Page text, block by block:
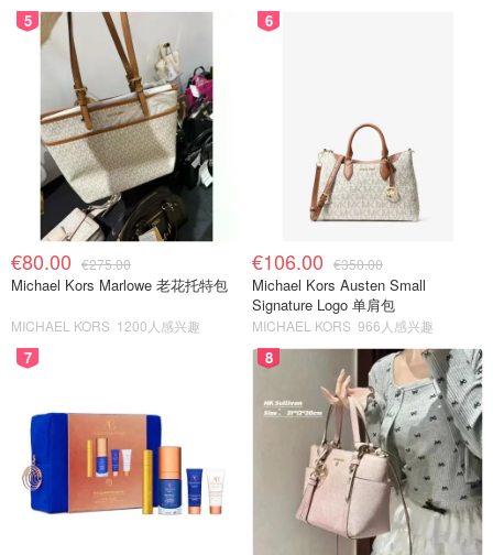
5
€80.00 €275.00
Michael Kors Marlowe 老花托特包
MICHAEL KORS 1200人感兴趣
6
€106.00 €350.00
Michael Kors Austen Small
Signature Logo 单肩包
MICHAEL KORS 966人感兴趣
7 8